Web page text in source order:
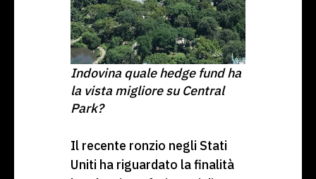
Indovina quale hedge fund ha
la vista migliore su Central
Park?
Il recente ronzio negli Stati
Uniti ha riguardato la finalità